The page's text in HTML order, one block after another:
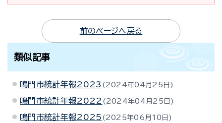
前のページへ戻る
類似記事
鳴門市統計年報2023 2024年04月25日
鳴門市統計年報2022 2024年04月25日
鳴門市統計年報2025 2025年06月10日